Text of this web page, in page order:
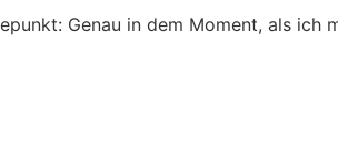
Genau in dem Moment, als ich